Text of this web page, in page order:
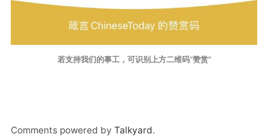
若支持我们的事工，可识别上方二维码“赞赏”
Comments powered by Talkyard.